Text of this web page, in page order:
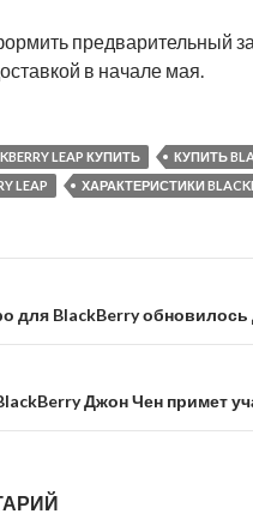
предварительный
в начале мая.
LEAP КУПИТЬ КУПИТЬ
LEAP
ХАРАКТЕРИСТИКИ
для BlackBerry обновилось
Джон Чен примет